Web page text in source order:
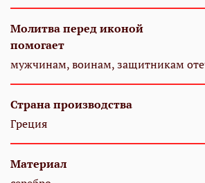
Молитва перед иконой
помогает
мужчинам, воинам, защитникам
Страна производства
Греция
Материал